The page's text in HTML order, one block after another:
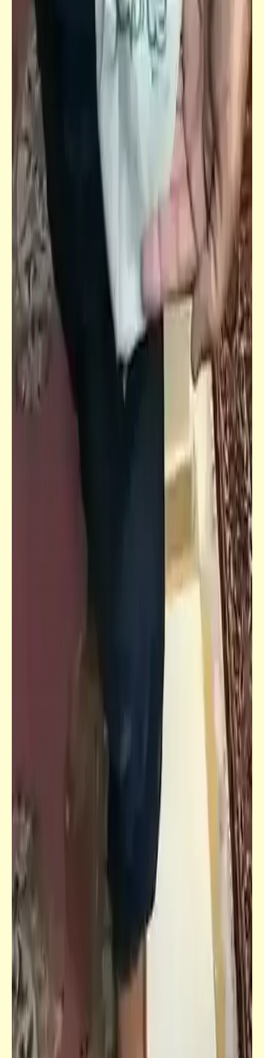
مذبحة السفينة "زونج" | نهاية تجارة العبيد
فيدراديو
من غرائب الحياة | أجمل حمام عمومي سياحي |
رعب النهر الأصفر | نصيحة: إغسل الزبدة
خبر
عاجل: فريق "البط" الكيني ينهي استعداداته
لملاقاة "الأهلي"
قصص للأطفال والشباب | مغامرات الدب الصغير
بابلو (4) | بارو آناند
قصص للأطفال والشباب | مغامرات الدب الصغير
قصص_قصص للأطفال والشباب
قصص للأطفال والشباب | مغامرات الدب الصغير